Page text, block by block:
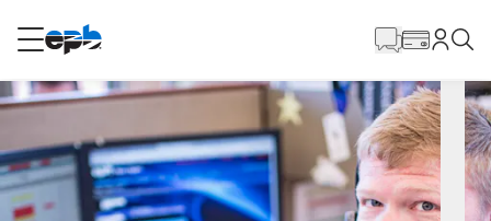
RESIDENCIAL
Internet
principal